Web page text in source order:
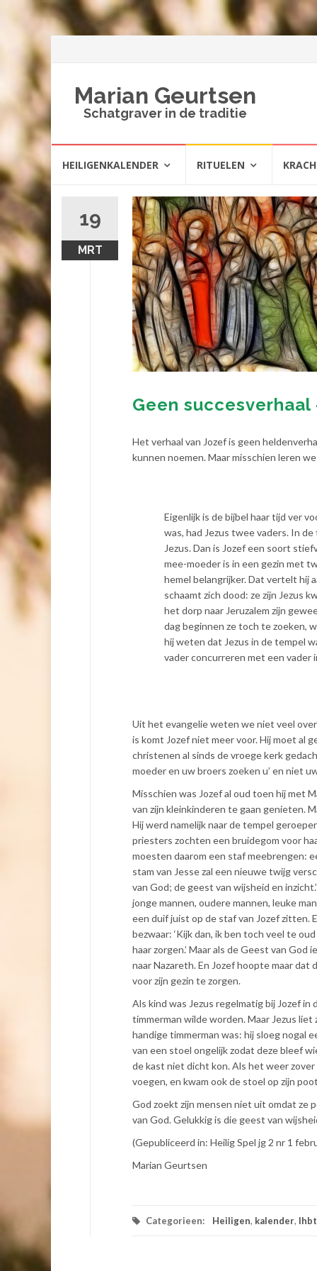
Marian Geurtsen
Schatgraver in de traditie
naarHEILIGENKALENDER RITUELEN
19
MRT
Geen
Het verhaal van Jozef is geen
kunnen noemen. Maar misschien leren
Eigenlijk is de bijbel haar tijd ver
was, had Jezus twee vaders. In
Jezus. Dan is Jozef een soort
mee-moeder is in een gezin met
hemel belangrijker. Dat vertelt hij
schaamt zich dood: ze zijn Jezus
het dorp naar Jeruzalem zijn
dag beginnen ze toch te zoeken,
hij weten dat Jezus in de tempel
vader concurreren met een vader
Uit het evangelie weten we niet veel
is komt Jozef niet meer voor. Hij moet al
christenen al sinds de vroege kerk
moeder en uw broers zoeken u’ en niet
Misschien was Jozef al oud toen hij met
van zijn kleinkinderen te gaan genieten.
Hij werd namelijk naar de tempel
priesters zochten een bruidegom voor
moesten daarom een staf meebrengen:
stam van Jesse zal een nieuwe twijg
van God; de geest van wijsheid en
jonge mannen, oudere mannen, leuke
een duif juist op de staf van Jozef zitten.
bezwaar: ‘Kijk dan, ik ben toch veel te
haar zorgen.’ Maar als de Geest van
naar Nazareth. En Jozef hoopte maar
voor zijn gezin te zorgen.
Als kind was Jezus regelmatig bij Jozef
timmerman wilde worden. Maar Jezus
handige timmerman was: hij sloeg nogal
van een stoel ongelijk zodat deze bleef
de kast niet dicht kon. Als het weer
voegen, en kwam ook de stoel op zijn
God zoekt zijn mensen niet uit omdat ze
van God. Gelukkig is die geest van
(Gepubliceerd in: Heilig Spel jg 2 nr 1
Marian Geurtsen
Categorieen: Heiligen, kalender, lhbt